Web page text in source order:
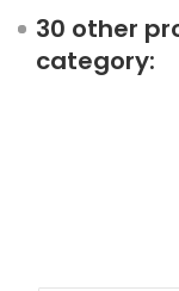
30 other
category: